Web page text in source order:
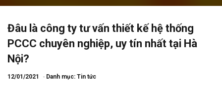
Đâu là công ty tư vấn thiết kế hệ thống
PCCC chuyên nghiệp, uy tín nhất tại Hà
Nội?
12/01/2021 Danh mục: Tin tức